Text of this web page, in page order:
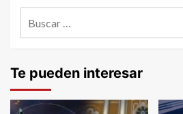
Te pueden interesar